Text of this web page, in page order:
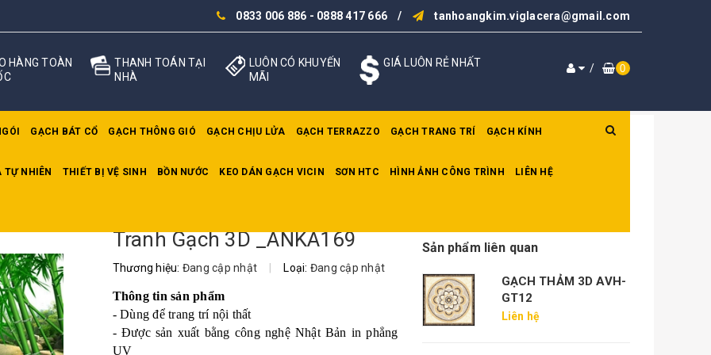
0833 006 886 - 0888 417 666 / tanhoangkim.viglacera@gmail.com
HÀNG TOÀN
THANH TOÁN TẠI
NHÀ
LUÔN CÓ KHUYẾN
MÃI
GIÁ LUÔN RẺ NHẤT / 0
GẠCH BÁT CỔ GẠCH THÔNG GIÓ GẠCH CHỊU LỬA GẠCH TERRAZZO GẠCH TRANG TRÍ GẠCH KÍNH
TỰ NHIÊN THIẾT BỊ VỆ SINH BỒN NƯỚC KEO DÁN GẠCH VICIN SƠN HTC HÌNH ẢNH CÔNG TRÌNH LIÊN HỆ
_ANKA169
Tranh Gạch 3D _ANKA169
Thương hiệu: Đang cập nhật Loại: Đang cập nhật
Thông tin sản phẩm
- Dùng để trang trí nội thất
- Được sản xuất bằng công nghệ Nhật Bản in phẳng
UV
Sản phẩm liên quan
GẠCH THẢM 3D AVH-
GT12
Liên hệ